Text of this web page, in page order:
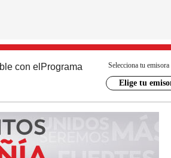
con el Programa Selecciona tu emisora
Elige tu